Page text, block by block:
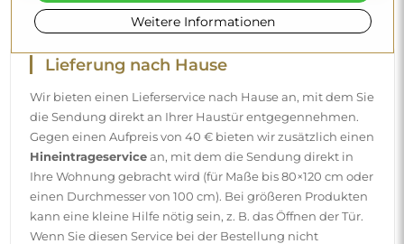
Lieferung nach Hause
Wir bieten einen Lieferservice nach Hause an, mit dem Sie
die Sendung direkt an Ihrer Haustür entgegennehmen.
Gegen einen Aufpreis von 40 € bieten wir zusätzlich einen
Hineintrageservicean, mit dem die Sendung direkt in
Ihre Wohnung gebracht wird (für Maße bis 80×120 cm oder
einen Durchmesser von 100 cm). Bei größeren Produkten
kann eine kleine Hilfe nötig sein, z. B. das Öffnen der Tür.
Wenn Sie diesen Service bei der Bestellung nicht
Weitere Informationen